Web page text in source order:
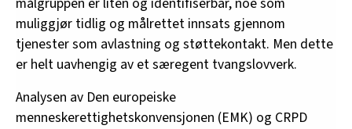
muliggjør tidlig og målrettet innsats gjennom
tjenester som avlastning og støttekontakt. Men dette
er helt uavhengig av et særegent tvangslovverk.
Analysen av Den europeiske
menneskerettighetskonvensjonen (EMK) og CRPD